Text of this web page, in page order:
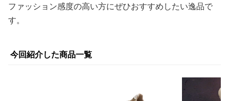
ファッション感度の高い方にぜひおすすめしたい逸品で
す。
今回紹介した商品一覧